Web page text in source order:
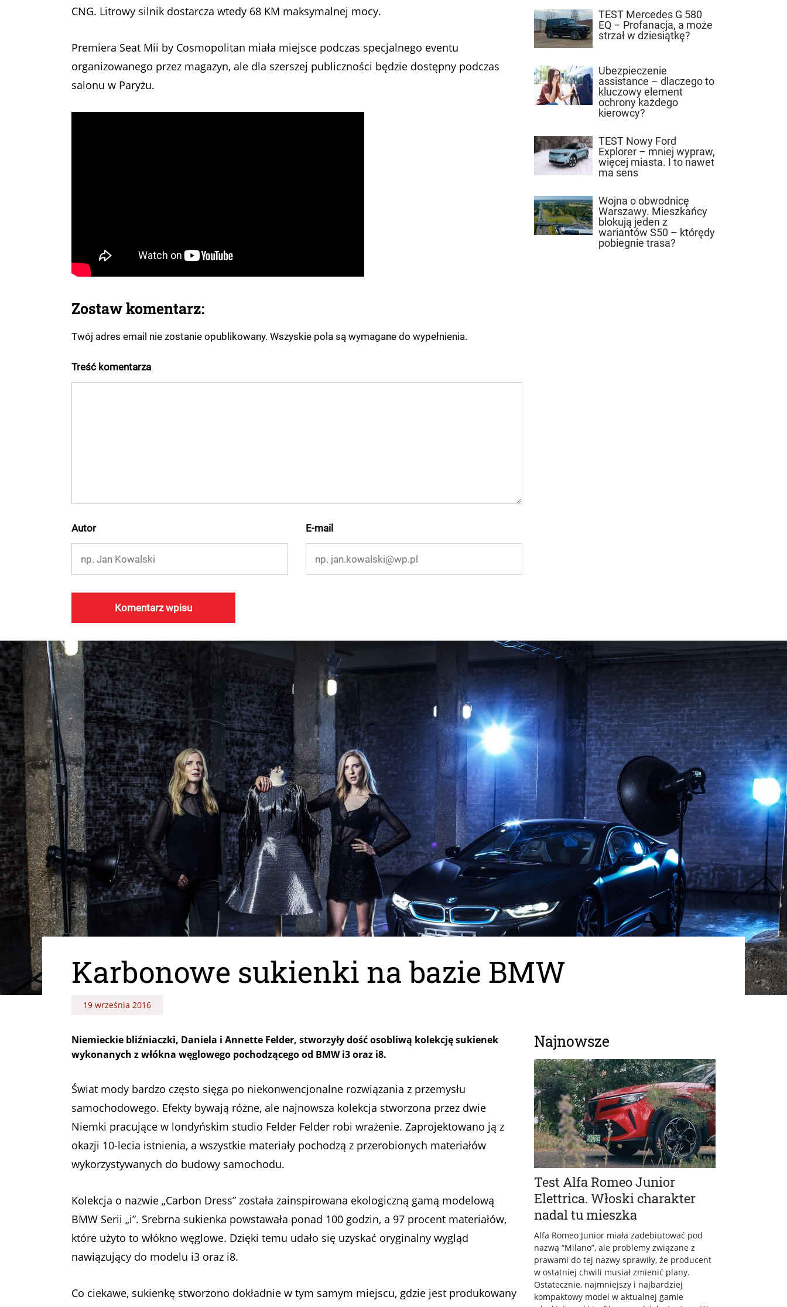
CNG. Litrowy silnik dostarcza wtedy 68 KM maksymalnej mocy.
Premiera Seat Mii by Cosmopolitan miała miejsce podczas specjalnego eventu
organizowanego przez magazyn, ale dla szerszej publiczności będzie dostępny podczas
salonu w Paryżu.
Zostaw komentarz:
Twój adres email nie zostanie opublikowany. Wszyskie pola są wymagane do wypełnienia.
Treść komentarza
Autor E-mail
TEST Mercedes G 580
EQ – Profanacja, a może
strzał w dziesiątkę?
Ubezpieczenie
assistance – dlaczego to
kluczowy element
ochrony każdego
kierowcy?
TEST Nowy Ford
Explorer – mniej wypraw,
więcej miasta. I to nawet
ma sens
Wojna o obwodnicę
Warszawy. Mieszkańcy
blokują jeden z
wariantów S50 – którędy
pobiegnie trasa?
Karbonowe sukienki na bazie BMW
19 września 2016
Niemieckie bliźniaczki, Daniela i Annette Felder, stworzyły dość osobliwą kolekcję sukienek
wykonanych z włókna węglowego pochodzącego od BMW i3 oraz i8.
Świat mody bardzo często sięga po niekonwencjonalne rozwiązania z przemysłu
samochodowego. Efekty bywają różne, ale najnowsza kolekcja stworzona przez dwie
Niemki pracujące w londyńskim studio Felder Felder robi wrażenie. Zaprojektowano ją z
okazji 10-lecia istnienia, a wszystkie materiały pochodzą z przerobionych materiałów
wykorzystywanych do budowy samochodu.
Kolekcja o nazwie „Carbon Dress” została zainspirowana ekologiczną gamą modelową
BMW Serii „i”. Srebrna sukienka powstawała ponad 100 godzin, a 97 procent materiałów,
które użyto to włókno węglowe. Dzięki temu udało się uzyskać oryginalny wygląd
nawiązujący do modelu i3 oraz i8.
Co ciekawe, sukienkę stworzono dokładnie w tym samym miejscu, gdzie jest produkowany
Najnowsze
Test Alfa Romeo Junior
Elettrica. Włoski charakter
nadal tu mieszka
Alfa Romeo Junior miała zadebiutować pod
nazwą “Milano”, ale problemy związane z
prawami do tej nazwy sprawiły, że producent
w ostatniej chwili musiał zmienić plany.
Ostatecznie, najmniejszy i najbardziej
kompaktowy model w aktualnej gamie